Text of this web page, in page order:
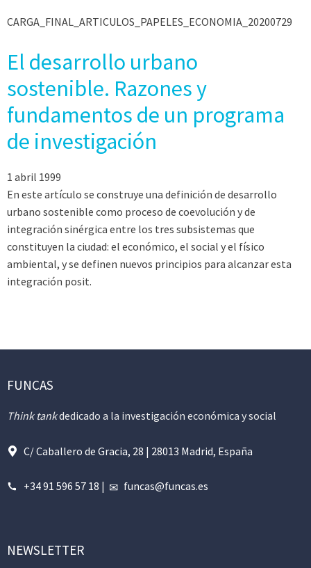
CARGA_FINAL_ARTICULOS_PAPELES_ECONOMIA_20200729
El desarrollo urbano
sostenible. Razones y
fundamentos de un programa
de investigación
1 abril 1999
En este artículo se construye una definición de desarrollo
urbano sostenible como proceso de coevolución y de
integración sinérgica entre los tres subsistemas que
constituyen la ciudad: el económico, el social y el físico
ambiental, y se definen nuevos principios para alcanzar esta
integración posit.
FUNCAS
Think tankdedicado a la investigación económica y social
C/ Caballero de Gracia, 28 | 28013 Madrid, España
+34 91 596 57 18 | funcas@funcas.es
NEWSLETTER